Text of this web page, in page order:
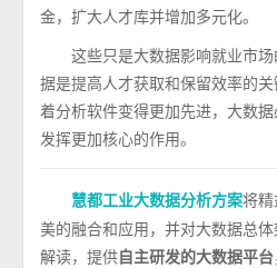
金，扩大人才库并增加多元化。
这些只是大数据影响就业市
据是提高人才获取和保留效率的
着分析软件变得更加先进，大数
发挥更加核心的作用。
慧都工业大数据分析方案将
美的融合和应用，并对大数据总
解读，提供自主研发的大数据平台